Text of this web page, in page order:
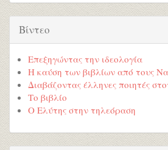
Βίντεο
Επεξηγώντας την ιδεολογία
Η καύση των βιβλίων από τους
Διαβάζοντας έλληνες ποιητές
Το βιβλίο
Ο Ελύτης στην τηλεόραση